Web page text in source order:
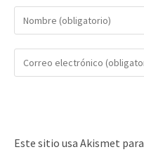
Este sitio usa Akismet